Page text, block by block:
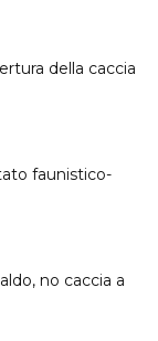
della caccia
faunistico-
no caccia a